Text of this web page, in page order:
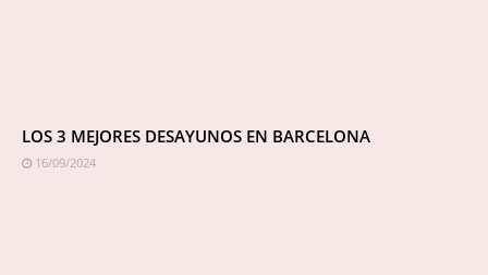
LOS 3 MEJORES DESAYUNOS EN BARCELONA
16/09/2024